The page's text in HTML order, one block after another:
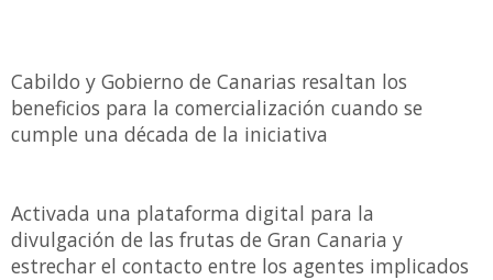
Cabildo y Gobierno de Canarias resaltan los
beneficios para la comercialización cuando se
cumple una década de la iniciativa
Activada una plataforma digital para la
divulgación de las frutas de Gran Canaria y
estrechar el contacto entre los agentes implicados